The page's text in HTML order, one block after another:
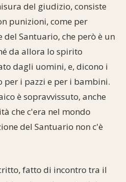
del giudizio, consiste
punizioni, come per
Santuario, che però è un
da allora lo spirito
dagli uomini, e, dicono i
per i pazzi e per i bambini.
è sopravvissuto, anche
che c'era nel mondo
del Santuario non c'è
fatto di incontro tra il